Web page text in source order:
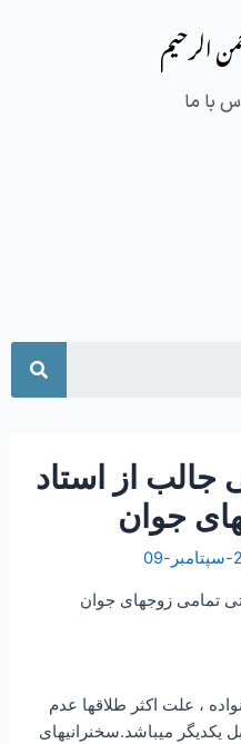
الرحیم
با ما
جالب از استاد
جوان
تمامی زوجهای جوان
، علت اکثر طلاقها عدم
یکدیگر میباشد.سخنرانیهای